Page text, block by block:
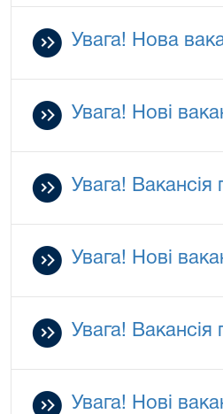
Увага! Нова
Увага! Нові
Увага! Вакансія
Увага! Нові
Увага! Вакансія
Увага! Нові